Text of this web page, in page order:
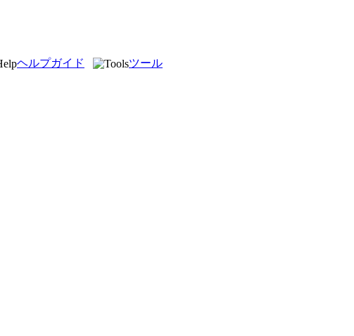
ヘルプガイド ツール